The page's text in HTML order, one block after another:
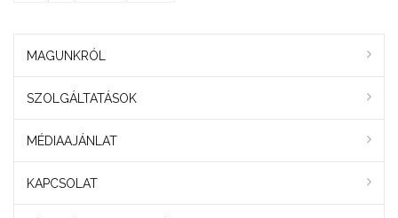
MAGUNKRÓL
SZOLGÁLTATÁSOK
MÉDIAAJÁNLAT
KAPCSOLAT